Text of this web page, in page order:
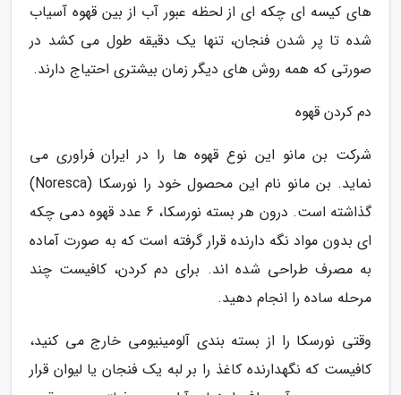
های کیسه ای چکه ای از لحظه عبور آب از بین قهوه آسیاب
شده تا پر شدن فنجان، تنها یک دقیقه طول می کشد در
صورتی که همه روش های دیگر زمان بیشتری احتیاج دارند.
دم کردن قهوه
شرکت بن مانو این نوع قهوه ها را در ایران فراوری می
نماید. بن مانو نام این محصول خود را نورسکا (Noresca)
گذاشته است. درون هر بسته نورسکا، 6 عدد قهوه دمی چکه
ای بدون مواد نگه دارنده قرار گرفته است که به صورت آماده
به مصرف طراحی شده اند. برای دم کردن، کافیست چند
مرحله ساده را انجام دهید.
وقتی نورسکا را از بسته بندی آلومینیومی خارج می کنید،
کافیست که نگهدارنده کاغذ را بر لبه یک فنجان یا لیوان قرار